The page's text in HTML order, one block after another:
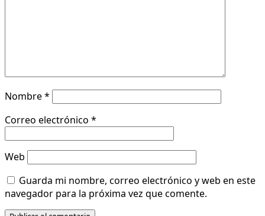
Nombre*
Correo electrónico *
Web
Guarda mi nombre, correo electrónico y web en este
navegador para la próxima vez que comente.